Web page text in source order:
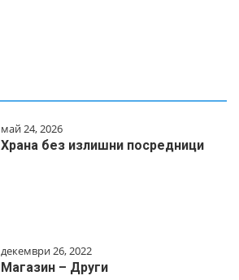
май 24, 2026
Храна без излишни посредници
декември 26, 2022
Магазин – Други